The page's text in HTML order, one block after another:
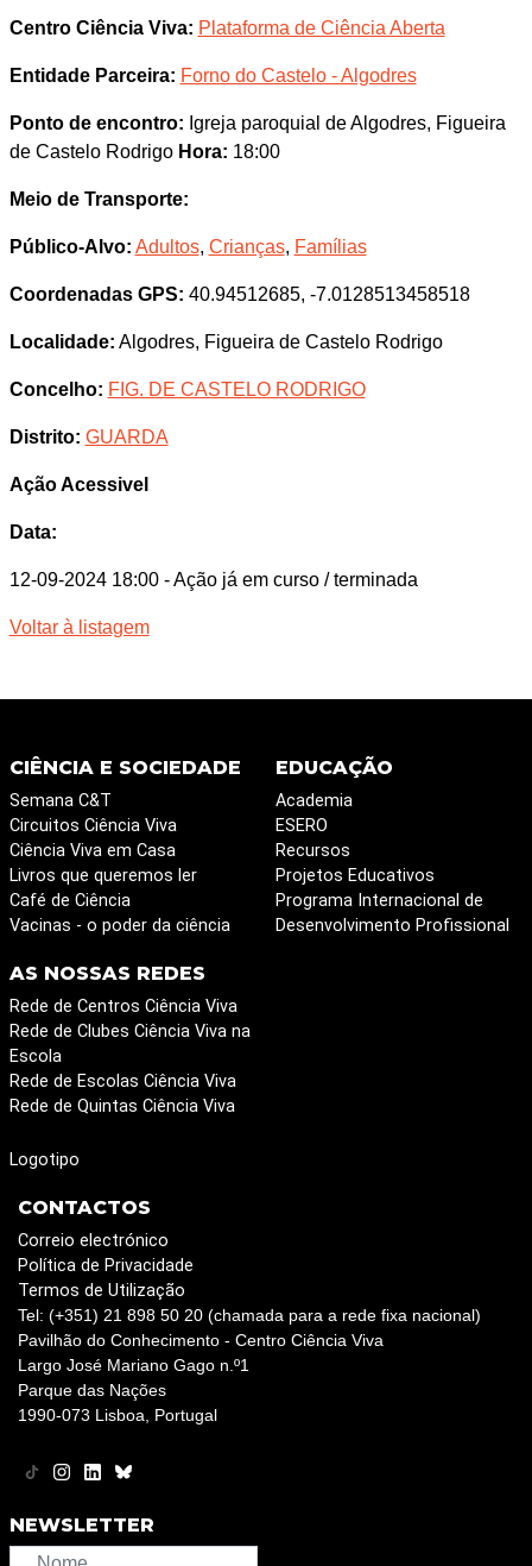
Centro Ciência Viva: Plataforma de Ciência Aberta
Entidade Parceira: Forno do Castelo - Algodres
Ponto de encontro: Igreja paroquial de Algodres, Figueira
de Castelo Rodrigo Hora: 18:00
Meio de Transporte:
Público-Alvo: Adultos, Crianças, Famílias
Coordenadas GPS: 40.94512685, -7.0128513458518
Localidade: Algodres, Figueira de Castelo Rodrigo
Concelho: FIG. DE CASTELO RODRIGO
Distrito: GUARDA
Ação Acessivel
Data:
12-09-2024 18:00 - Ação já em curso / terminada
Voltar à listagem
CIÊNCIA E SOCIEDADE
Semana C&T
Circuitos Ciência Viva
Ciência Viva em Casa
Livros que queremos ler
Café de Ciência
Vacinas - o poder da ciência
EDUCAÇÃO
Academia
ESERO
Recursos
Projetos Educativos
Programa Internacional de
Desenvolvimento Profissional
AS NOSSAS REDES
Rede de Centros Ciência Viva
Rede de Clubes Ciência Viva na
Escola
Rede de Escolas Ciência Viva
Rede de Quintas Ciência Viva
Logotipo
CONTACTOS
Correio electrónico
Política de Privacidade
Termos de Utilização
Tel: (+351) 21 898 50 20 (chamada para a rede fixa nacional)
Pavilhão do Conhecimento - Centro Ciência Viva
Largo José Mariano Gago n.º1
Parque das Nações
1990-073 Lisboa, Portugal
NEWSLETTER